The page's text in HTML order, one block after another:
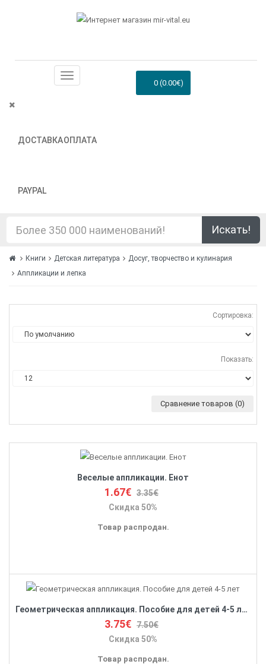
ДОСТАВКАОПЛАТА
PAYPAL
0 (0.00€)
Искать!
Книги Детская литература
Досуг, творчество и кулинария
Аппликации и лепка
Сортировка:
Показать:
Сравнение товаров (0)
Веселые аппликации. Енот
1.67€ 3.35€
Скидка 50%
Товар распродан.
Геометрическая аппликация. Пособие для детей 4-5 лет
3.75€ 7.50€
Скидка 50%
Товар распродан.